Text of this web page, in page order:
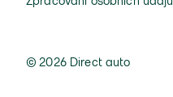
© 2026 Direct auto